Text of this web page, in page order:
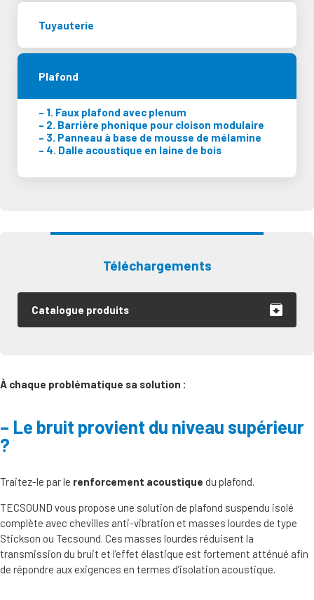
Tuyauterie
Plafond
Faux plafond avec plenum
Barrière phonique pour cloison modulaire
Panneau à base de mousse de mélamine
Dalle acoustique en laine de bois
Téléchargements
Catalogue produits
À chaque problématique sa solution :
Le bruit provient du niveau supérieur
?
Traitez-le par le renforcement acoustique du plafond.
TECSOUND vous propose une solution de plafond suspendu isolé
complète avec chevilles anti-vibration et masses lourdes de type
Stickson ou Tecsound. Ces masses lourdes réduisent la
transmission du bruit et l’effet élastique est fortement atténué afin
de répondre aux exigences en termes d’isolation acoustique.